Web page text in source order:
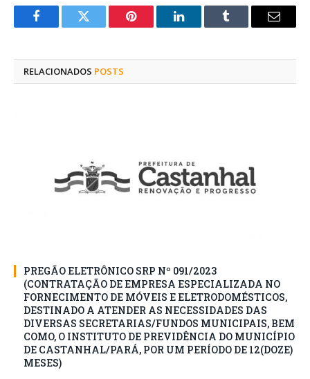
FacebookTwitter Pinterest O
Tumblr
E-
RELACIONADOS POSTS
PREGÃO ELETRÔNICO SRP Nº 091/2023
(CONTRATAÇÃO DE EMPRESA ESPECIALIZADA NO
FORNECIMENTO DE MÓVEIS E ELETRODOMÉSTICOS,
DESTINADO A ATENDER AS NECESSIDADES DAS
DIVERSAS SECRETARIAS/FUNDOS MUNICIPAIS, BEM
COMO, O INSTITUTO DE PREVIDÊNCIA DO MUNICÍPIO
DE CASTANHAL/PARÁ, POR UM PERÍODO DE 12(DOZE)
MESES)